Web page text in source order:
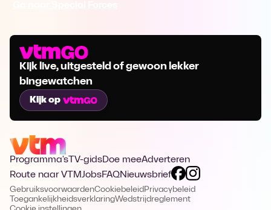
Kijk live, uitgesteld of gewoon lekker
bingewatchen
Kijk op
Programma's TV-gidsDoe meeAdverteren
Route naar VTMJobsFAQNieuwsbrief
GebruiksvoorwaardenCookiebeleid Privacybeleid
ToegankelijkheidsverklaringWedstrijdreglement